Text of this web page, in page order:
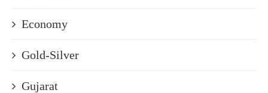
Economy
Gold-Silver
Gujarat